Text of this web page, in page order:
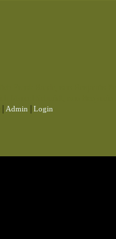
Admin Login